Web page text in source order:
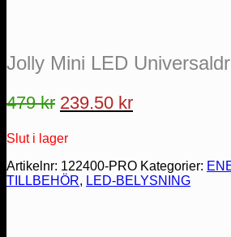
Jolly Mini LED
479kr Det
priset
var:
479 kr.
239.50 krDet
är:
239.50 kr.
Slut i lager
Artikelnr: 122400-PRO Kategorier:
TILLBEHÖR, LED-BELYSNING